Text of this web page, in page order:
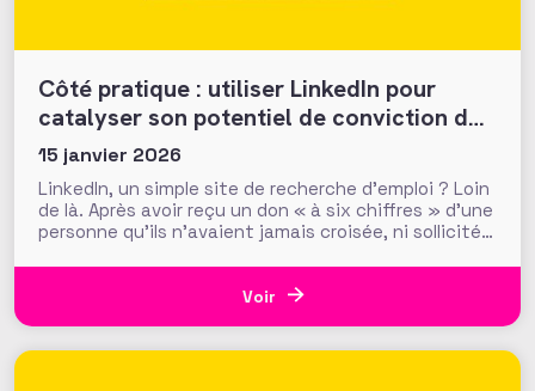
Côté pratique : utiliser LinkedIn pour
catalyser son potentiel de conviction des
donateurs
15 janvier 2026
LinkedIn, un simple site de recherche d’emploi ? Loin
de là. Après avoir reçu un don « à six chiffres » d’une
personne qu’ils n’avaient jamais croisée, ni sollicitée,
Foundation (USA) ont réalisé que ce sont les
recherches en ligne du donateur, et notamment
Voir